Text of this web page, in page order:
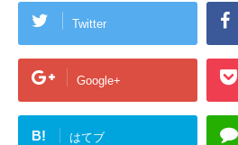
Twitter
Google+
B! はてブ